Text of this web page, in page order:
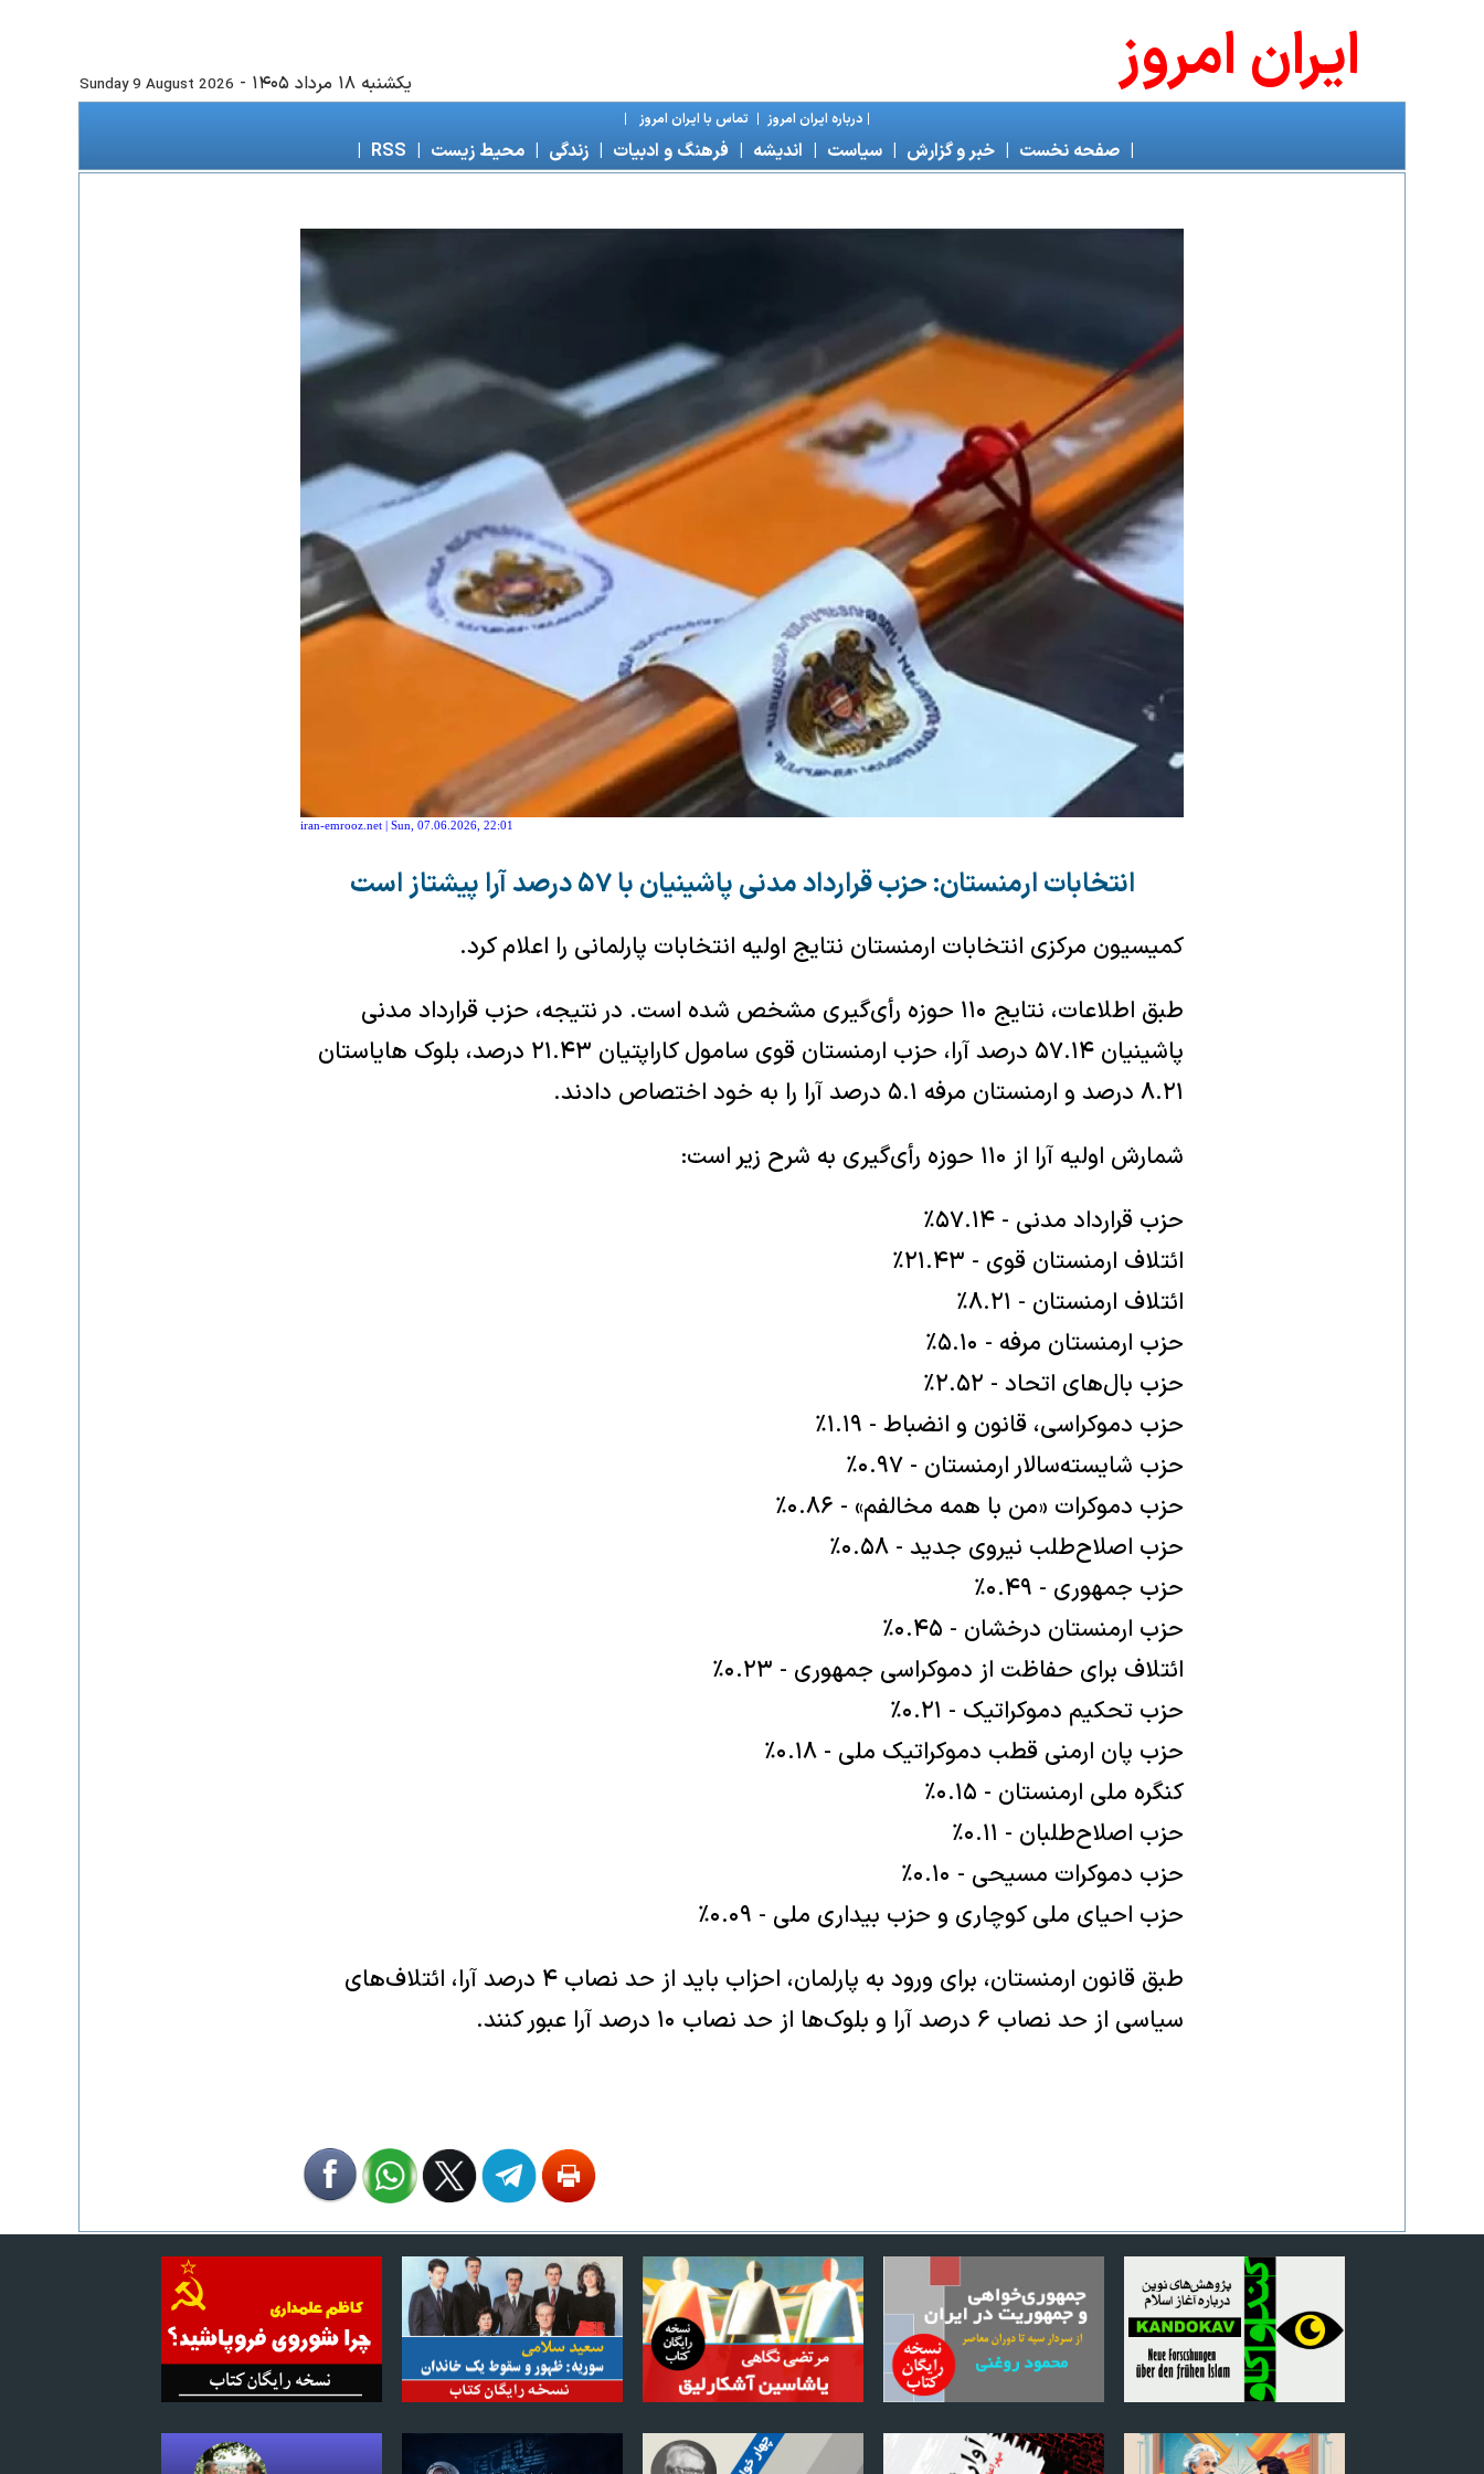
يكشنبه ۱۸ مرداد ۱۴۰۵ -
Sunday 9 August 2026 ايران امروز
|درباره ايران امروز | تماس با ايران امروز |
|صفحه نخست |خبر و گزارش |سياست | انديشه | فرهنگ و ادبيات |زندگی |محیط زیست |
RSS
|
iran-emrooz.net | Sun, 07.06.2026, 22:01
انتخابات ارمنستان: حزب قرارداد مدنی پاشینیان با ۵۷ درصد آرا پیشتاز است
کمیسیون مرکزی انتخابات ارمنستان نتایج اولیه انتخابات پارلمانی را اعلام کرد.
طبق اطلاعات، نتایج ۱۱۰ حوزه رأی‌گیری مشخص شده است. در نتیجه، حزب قرارداد مدنی
پاشینیان ۵۷.۱۴ درصد آرا، حزب ارمنستان قوی سامول کاراپتیان ۲۱.۴۳ درصد، بلوک هایاستان
۸.۲۱ درصد و ارمنستان مرفه ۵.۱ درصد آرا را به خود اختصاص دادند.
شمارش اولیه آرا از ۱۱۰ حوزه رأی‌گیری به شرح زیر است:
حزب قرارداد مدنی - ۵۷.۱۴٪
ائتلاف ارمنستان قوی - ۲۱.۴۳٪
ائتلاف ارمنستان - ۸.۲۱٪
حزب ارمنستان مرفه - ۵.۱۰٪
حزب بال‌های اتحاد - ۲.۵۲٪
حزب دموکراسی، قانون و انضباط - ۱.۱۹٪
حزب شایسته‌سالار ارمنستان - ۰.۹۷٪
حزب دموکرات «من با همه مخالفم» - ۰.۸۶٪
حزب اصلاح‌طلب نیروی جدید - ۰.۵۸٪
حزب جمهوری - ۰.۴۹٪
حزب ارمنستان درخشان - ۰.۴۵٪
ائتلاف برای حفاظت از دموکراسی جمهوری - ۰.۲۳٪
حزب تحکیم دموکراتیک - ۰.۲۱٪
حزب پان ارمنی قطب دموکراتیک ملی - ۰.۱۸٪
کنگره ملی ارمنستان - ۰.۱۵٪
حزب اصلاح‌طلبان - ۰.۱۱٪
حزب دموکرات مسیحی - ۰.۱۰٪
حزب احیای ملی کوچاری و حزب بیداری ملی - ۰.۰۹٪
طبق قانون ارمنستان، برای ورود به پارلمان، احزاب باید از حد نصاب ۴ درصد آرا، ائتلاف‌های
سیاسی از حد نصاب ۶ درصد آرا و بلوک‌ها از حد نصاب ۱۰ درصد آرا عبور کنند.